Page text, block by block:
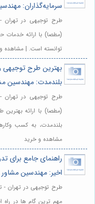
سرمایه‌گذاران:
طرح توجیهی در تهران
(مطصا) با ارائه خدمات
توانسته است. | مشاهده
بهترین طرح توجیهی
بلندمدت: مهندسین
طرح توجیهی در تهران
(مطصا) با ارائه
بلندمدت، به کسب
مشاهده و خرید
راهنمای جامع برای
اخیر: مهندسین
طرح توجیهی در تهران -
مهم ترین گام ها در راه